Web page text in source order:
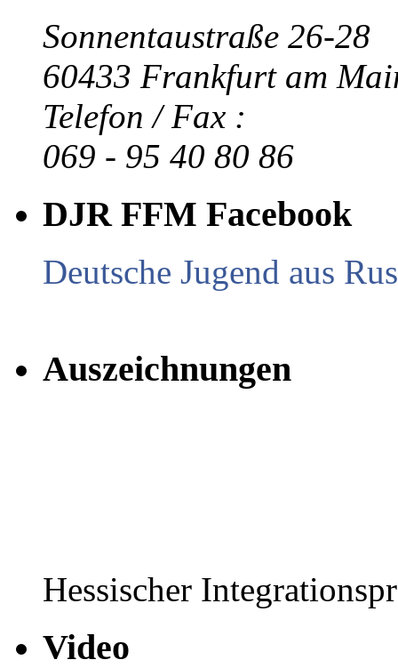
Sonnentaustraße 26-28
60433 Frankfurt am
Telefon / Fax :
069 - 95 40 80 86
DJR FFM Facebook
Deutsche Jugend aus
Auszeichnungen
Hessischer
Video